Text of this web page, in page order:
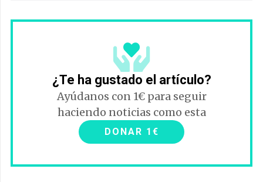
¿Te ha gustado el artículo?
Ayúdanos con 1€ para seguir
haciendo noticias como esta
DONAR 1€